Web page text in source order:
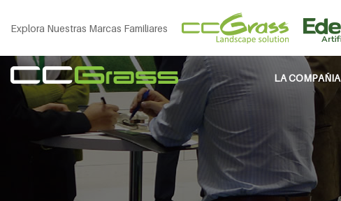
Explora Nuestras Marcas Familiares
LA COMPAÑIA